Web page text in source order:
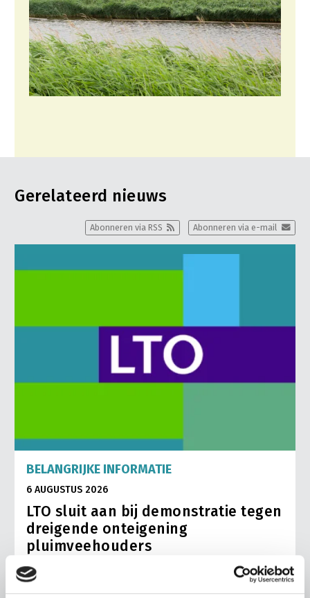
Gerelateerd nieuws
Abonneren via e-mail
Abonneren via RSS
BELANGRIJKE INFORMATIE
6 AUGUSTUS 2026
LTO sluit aan bij demonstratie tegen
dreigende onteigening
pluimveehouders
ZLTO, LLTB, LTO Noord en LTO Nederland roepen hun
leden op om op vrijdagochtend 14 augustus massaal naar